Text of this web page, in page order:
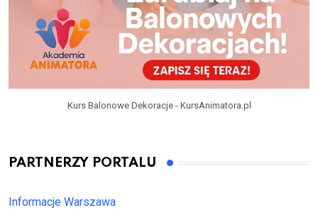
Kurs Balonowe Dekoracje - KursAnimatora.pl
PARTNERZY PORTALU
Informacje Warszawa